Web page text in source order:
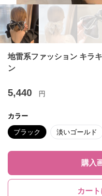
地雷系ファッション キラ
ン
5,440 円
カラー
ブラック 淡いゴールド
購入
カー